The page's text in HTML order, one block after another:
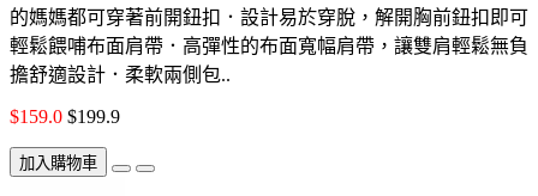
的媽媽都可穿著前開鈕扣．設計易於穿脫，解開胸前鈕扣即可
輕鬆餵哺布面肩帶．高彈性的布面寬幅肩帶，讓雙肩輕鬆無負
擔舒適設計．柔軟兩側包..
$159.0 $199.9
加入購物車